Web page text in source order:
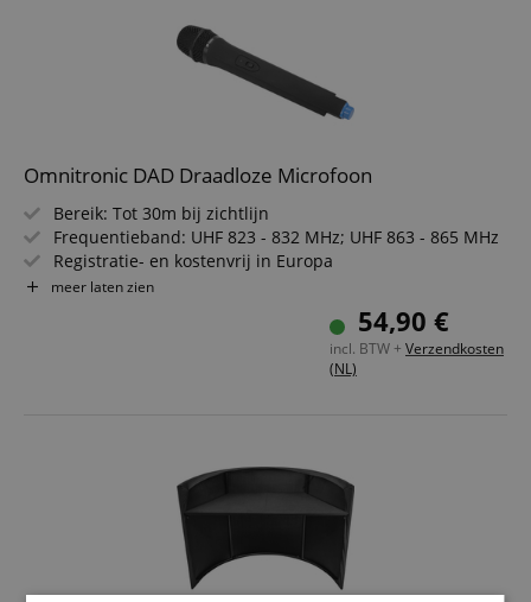
Omnitronic DAD Draadloze Microfoon
Bereik: Tot 30m bij zichtlijn
Frequentieband: UHF 823 - 832 MHz; UHF 863 - 865 MHz
Registratie- en kostenvrij in Europa
Frequentiekeuze: 16 schakelbare frequenties
meer laten zien
54,90 €
incl. BTW + Verzendkosten
(NL)